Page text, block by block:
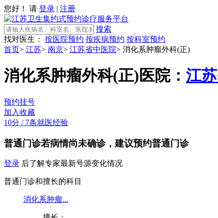
您好！ 请 登录 | 注册
搜索
找对医生：
按医院预约 按疾病预约 按科室预约
首页> 江苏> 南京> 江苏省中医院> 消化系肿瘤外科(正)
消化系肿瘤外科(正)医院： 江
预约挂号
加入收藏
10分 / 7条就医经验
普通门诊若病情尚未确诊，建议预约普通门诊
登录 后了解专家最新号源变化情况
普通门诊和擅长的科目
消化系肿瘤...